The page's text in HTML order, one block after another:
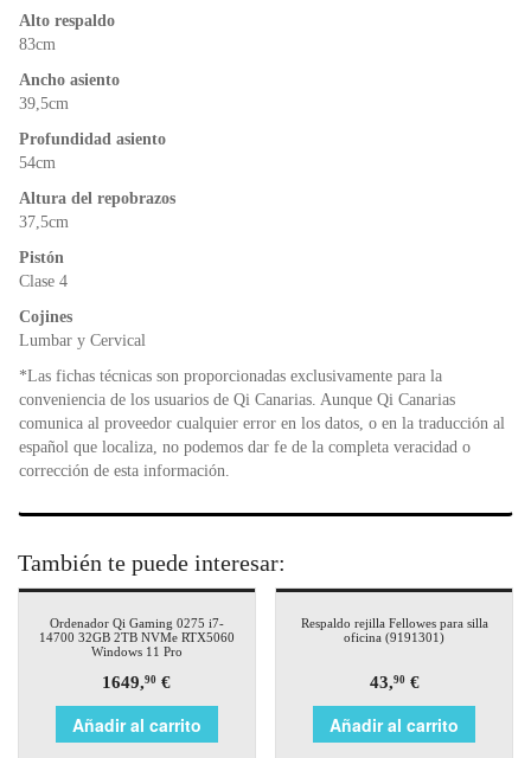
Alto respaldo
83cm
Ancho asiento
39,5cm
Profundidad asiento
54cm
Altura del repobrazos
37,5cm
Pistón
Clase 4
Cojines
Lumbar y Cervical
*Las fichas técnicas son proporcionadas exclusivamente para la
conveniencia de los usuarios de Qi Canarias. Aunque Qi Canarias
comunica al proveedor cualquier error en los datos, o en la traducción al
español que localiza, no podemos dar fe de la completa veracidad o
corrección de esta información.
También te puede interesar:
Ordenador Qi Gaming 0275 i7-
14700 32GB 2TB NVMe RTX5060
Windows 11 Pro
1649,90 €
Añadir al carrito
Respaldo rejilla Fellowes para silla
oficina (9191301)
43,90€
Añadir al carrito